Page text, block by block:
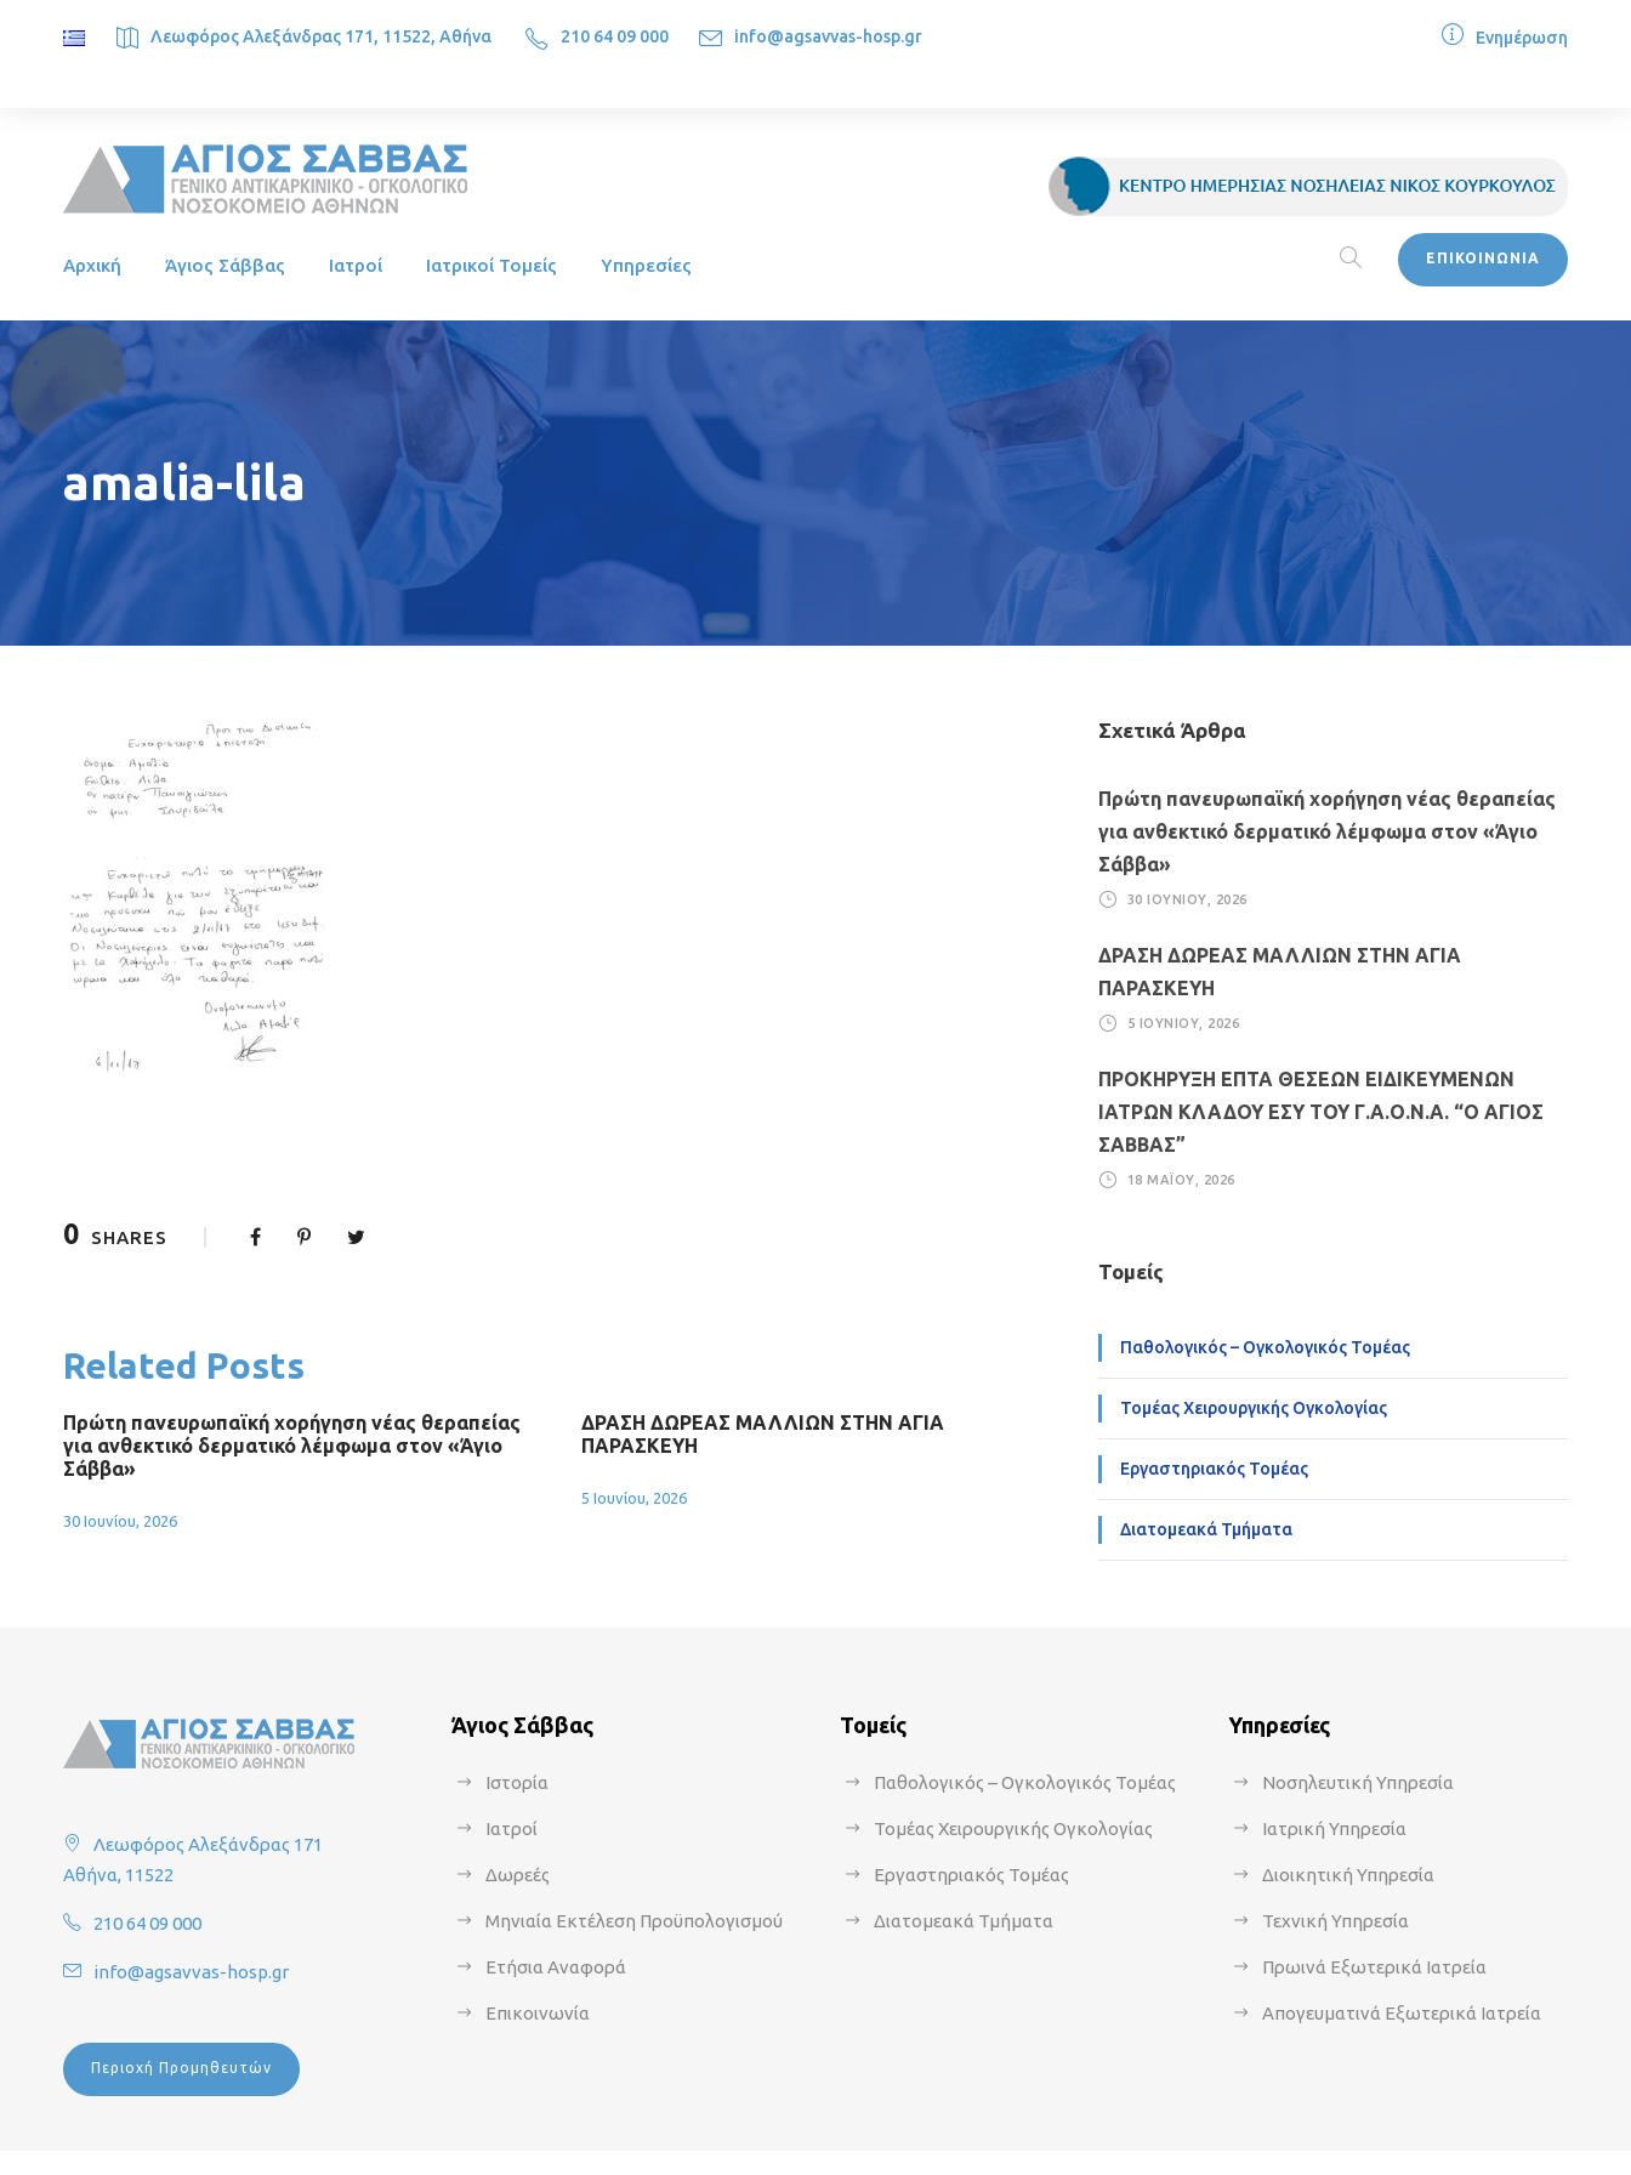
Λεωφόρος Αλεξάνδρας 171, 11522, Αθήνα 210 64 09 000 info@agsavvas-hosp.gr Ενημέρωση
Αρχική Άγιος Σάββας Ιατροί Ιατρικοί Τομείς Υπηρεσίες ΕΠΙΚΟΙΝΩΝΙΑ
amalia-lila
0 SHARES
Related Posts
Πρώτη πανευρωπαϊκή χορήγηση νέας θεραπείας
για ανθεκτικό δερματικό λέμφωμα στον «Άγιο
Σάββα»
30 Ιουνίου, 2026
ΔΡΑΣΗ ΔΩΡΕΑΣ ΜΑΛΛΙΩΝ ΣΤΗΝ ΑΓΙΑ
ΠΑΡΑΣΚΕΥΗ
5 Ιουνίου, 2026
Σχετικά Άρθρα
Πρώτη πανευρωπαϊκή χορήγηση νέας θεραπείας
για ανθεκτικό δερματικό λέμφωμα στον «Άγιο
Σάββα»
30 ΙΟΥΝΊΟΥ, 2026
ΔΡΑΣΗ ΔΩΡΕΑΣ ΜΑΛΛΙΩΝ ΣΤΗΝ ΑΓΙΑ
ΠΑΡΑΣΚΕΥΗ
5 ΙΟΥΝΊΟΥ, 2026
ΠΡΟΚΗΡΥΞΗ ΕΠΤΑ ΘΕΣΕΩΝ ΕΙΔΙΚΕΥΜΕΝΩΝ
ΙΑΤΡΩΝ ΚΛΑΔΟΥ ΕΣΥ ΤΟΥ Γ.Α.Ο.Ν.Α. “Ο ΑΓΙΟΣ
ΣΑΒΒΑΣ”
18 ΜΑΪ́ΟΥ, 2026
Τομείς
Παθολογικός – Ογκολογικός Τομέας
Τομέας Χειρουργικής Ογκολογίας
Εργαστηριακός Τομέας
Διατομεακά Τμήματα
Λεωφόρος Αλεξάνδρας 171
Αθήνα, 11522
210 64 09 000
info@agsavvas-hosp.gr
Περιοχή Προμηθευτών
Άγιος Σάββας
Ιστορία
Ιατροί
Δωρεές
Μηνιαία Εκτέλεση Προϋπολογισμού
Ετήσια Αναφορά
Επικοινωνία
Τομείς
Παθολογικός – Ογκολογικός Τομέας
Τομέας Χειρουργικής Ογκολογίας
Εργαστηριακός Τομέας
Διατομεακά Τμήματα
Υπηρεσίες
Νοσηλευτική Υπηρεσία
Ιατρική Υπηρεσία
Διοικητική Υπηρεσία
Τεχνική Υπηρεσία
Πρωινά Εξωτερικά Ιατρεία
Απογευματινά Εξωτερικά Ιατρεία